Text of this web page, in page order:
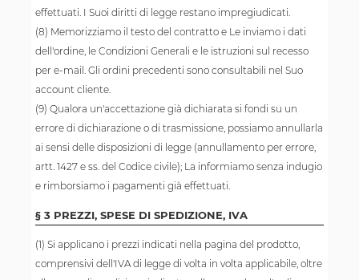
effettuati. I Suoi diritti di legge restano impregiudicati.
(8) Memorizziamo il testo del contratto e Le inviamo i dati
dell'ordine, le Condizioni Generali e le istruzioni sul recesso
per e-mail. Gli ordini precedenti sono consultabili nel Suo
account cliente.
(9) Qualora un'accettazione già dichiarata si fondi su un
errore di dichiarazione o di trasmissione, possiamo annullarla
ai sensi delle disposizioni di legge (annullamento per errore,
artt. 1427 e ss. del Codice civile); La informiamo senza indugio
e rimborsiamo i pagamenti già effettuati.
§ 3 PREZZI, SPESE DI SPEDIZIONE, IVA
(1) Si applicano i prezzi indicati nella pagina del prodotto,
comprensivi dell'IVA di legge di volta in volta applicabile, oltre